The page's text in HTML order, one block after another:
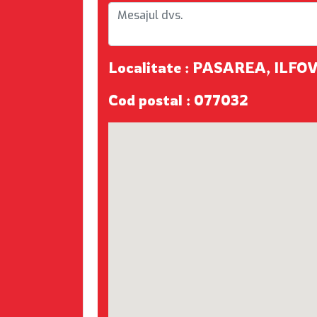
Localitate : PASAREA,
Cod postal : 077032